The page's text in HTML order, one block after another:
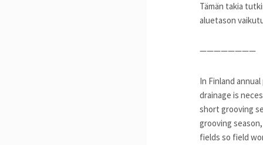
Tämän takia
aluetason
————————
In Finland
drainage is
short grooving
grooving
fields so field